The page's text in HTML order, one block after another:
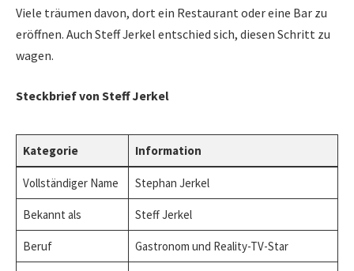
Viele träumen davon, dort ein Restaurant oder eine Bar zu
eröffnen. Auch Steff Jerkel entschied sich, diesen Schritt zu
wagen.
Steckbrief von Steff Jerkel
Kategorie Information
Vollständiger Name Stephan Jerkel
Bekannt als Steff Jerkel
Beruf Gastronom und Reality-TV-Star